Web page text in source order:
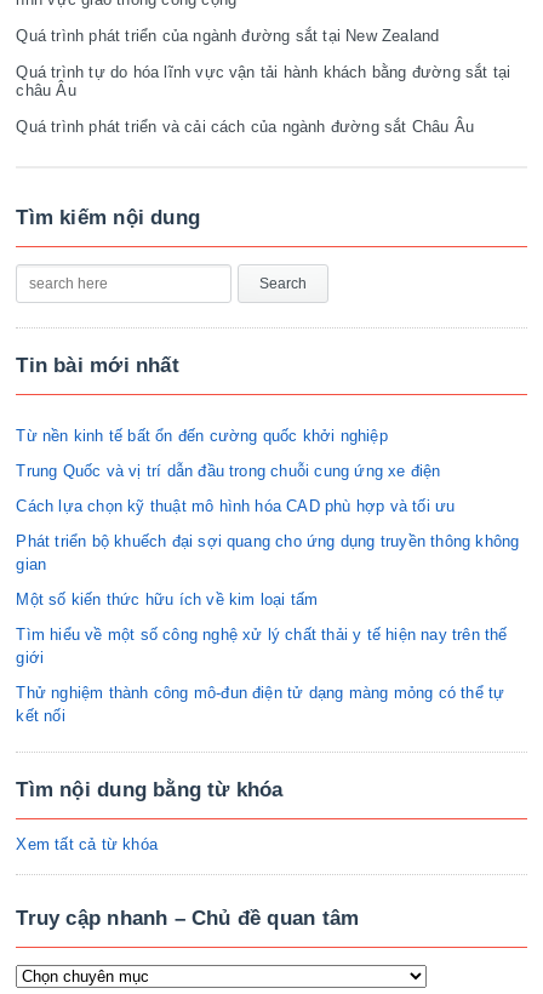
Quá trình phát triển của ngành đường sắt tại New Zealand
Quá trình tự do hóa lĩnh vực vận tải hành khách bằng đường sắt tại
châu Âu
Quá trình phát triển và cải cách của ngành đường sắt Châu Âu
Tìm kiếm nội dung
Tin bài mới nhất
Từ nền kinh tế bất ổn đến cường quốc khởi nghiệp
Trung Quốc và vị trí dẫn đầu trong chuỗi cung ứng xe điện
Cách lựa chọn kỹ thuật mô hình hóa CAD phù hợp và tối ưu
Phát triển bộ khuếch đại sợi quang cho ứng dụng truyền thông không
gian
Một số kiến thức hữu ích về kim loại tấm
Tìm hiểu về một số công nghệ xử lý chất thải y tế hiện nay trên thế
giới
Thử nghiệm thành công mô-đun điện tử dạng màng mỏng có thể tự
kết nối
Tìm nội dung bằng từ khóa
Xem tất cả từ khóa
Truy cập nhanh – Chủ đề quan tâm